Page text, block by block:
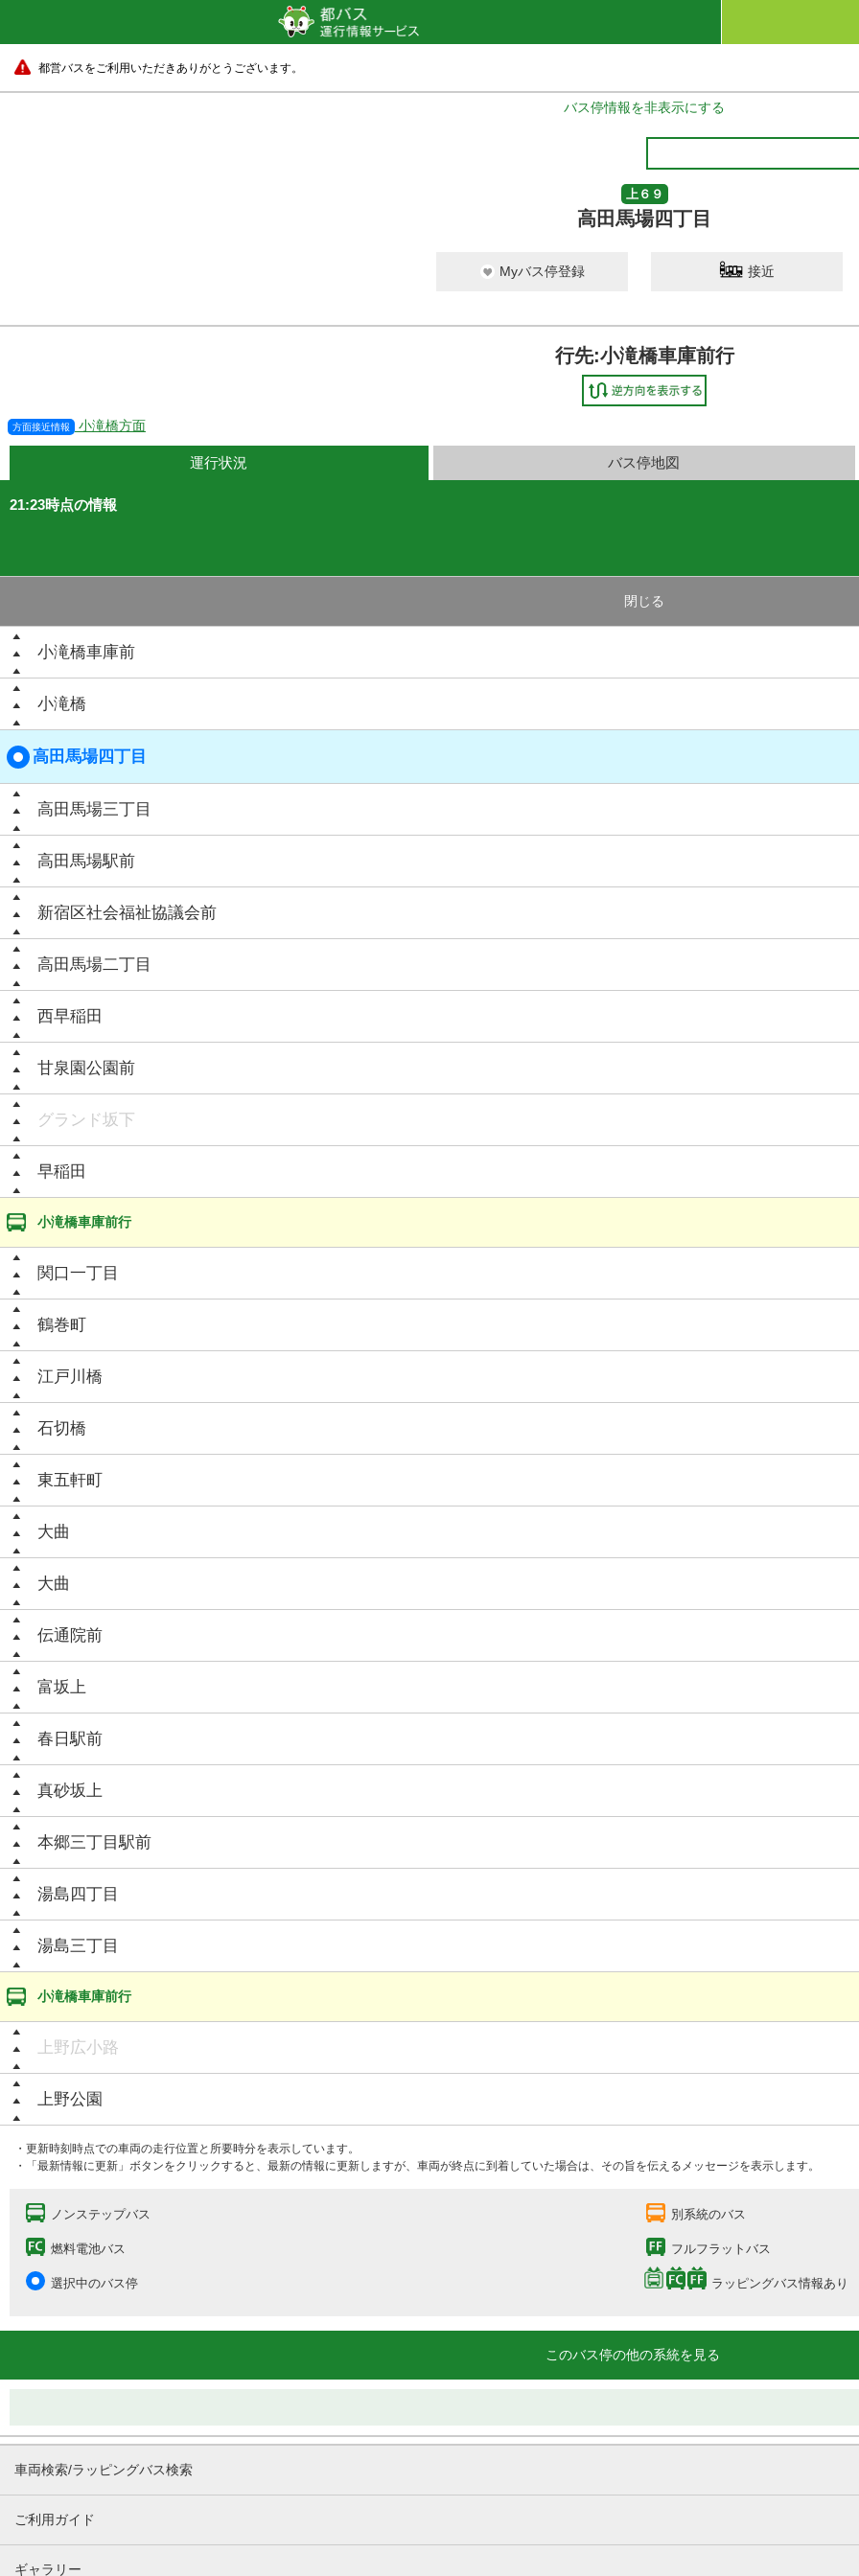
都営バスをご利用いただきありがとうございます。
バス停情報を非表示にする
上６９
高田馬場四丁目
Myバス停登録 接近
行先:小滝橋車庫前行
方面接近情報 小滝橋方面
運行状況 バス停地図
21:23時点の情報
閉じる
小滝橋車庫前
小滝橋
高田馬場四丁目
高田馬場三丁目
高田馬場駅前
新宿区社会福祉協議会前
高田馬場二丁目
西早稲田
甘泉園公園前
グランド坂下
早稲田
小滝橋車庫前行
関口一丁目
鶴巻町
江戸川橋
石切橋
東五軒町
大曲
大曲
伝通院前
富坂上
春日駅前
真砂坂上
本郷三丁目駅前
湯島四丁目
湯島三丁目
小滝橋車庫前行
上野広小路
上野公園
・更新時刻時点での車両の走行位置と所要時分を表示しています。
・「最新情報に更新」ボタンをクリックすると、最新の情報に更新しますが、車両が終点に到着していた場合は、その旨を伝えるメッセージを表示します。
ノンステップバス 別系統のバス
燃料電池バス フルフラットバス
選択中のバス停 ラッピングバス情報あり
このバス停の他の系統を見る
車両検索/ラッピングバス検索
ご利用ガイド
ギャラリー